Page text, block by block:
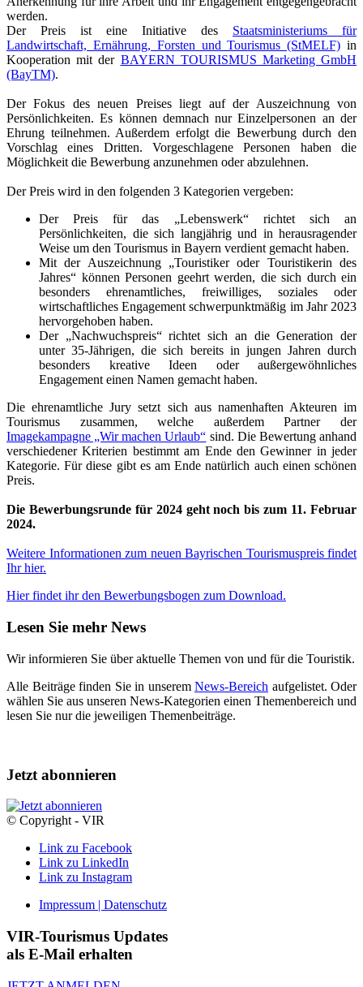
werden.
Der Preis ist eine Initiative des Staatsministeriums für
Landwirtschaft, Ernährung, Forsten und Tourismus (StMELF) in
Kooperation mit der BAYERN TOURISMUS Marketing GmbH
(BayTM).
Der Fokus des neuen Preises liegt auf der Auszeichnung von
Persönlichkeiten. Es können demnach nur Einzelpersonen an der
Ehrung teilnehmen. Außerdem erfolgt die Bewerbung durch den
Vorschlag eines Dritten. Vorgeschlagene Personen haben die
Möglichkeit die Bewerbung anzunehmen oder abzulehnen.
Der Preis wird in den folgenden 3 Kategorien vergeben:
Der Preis für das „Lebenswerk“ richtet sich an
Persönlichkeiten, die sich langjährig und in herausragender
Weise um den Tourismus in Bayern verdient gemacht haben.
Mit der Auszeichnung „Touristiker oder Touristikerin des
Jahres“ können Personen geehrt werden, die sich durch ein
besonders ehrenamtliches, freiwilliges, soziales oder
wirtschaftliches Engagement schwerpunktmäßig im Jahr 2023
hervorgehoben haben.
Der „Nachwuchspreis“ richtet sich an die Generation der
unter 35-Jährigen, die sich bereits in jungen Jahren durch
besonders kreative Ideen oder außergewöhnliches
Engagement einen Namen gemacht haben.
Die ehrenamtliche Jury setzt sich aus namenhaften Akteuren im
Tourismus zusammen, welche außerdem Partner der
Imagekampagne „Wir machen Urlaub“ sind. Die Bewertung anhand
verschiedener Kriterien bestimmt am Ende den Gewinner in jeder
Kategorie. Für diese gibt es am Ende natürlich auch einen schönen
Preis.
Die Bewerbungsrunde für 2024 geht noch bis zum 11. Februar
2024.
Weitere Informationen zum neuen Bayrischen Tourismuspreis findet
Ihr hier.
Hier findet ihr den Bewerbungsbogen zum Download.
Lesen Sie mehr News
Wir informieren Sie über aktuelle Themen von und für die Touristik.
Alle Beiträge finden Sie in unserem News-Bereich aufgelistet. Oder
wählen Sie aus unseren News-Kategorien einen Themenbereich und
lesen Sie nur die jeweiligen Themenbeiträge.
Jetzt abonnieren
© Copyright - VIR
Link zu Facebook
Link zu LinkedIn
Link zu Instagram
Impressum | Datenschutz
VIR-Tourismus Updates
als E-Mail erhalten